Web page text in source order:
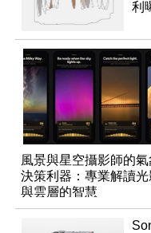
利
風景與星空攝影師的氣
決策利器：專業解讀光
與雲層的智慧
App「Atmos」登場